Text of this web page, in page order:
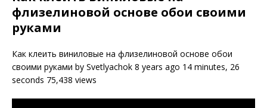
флизелиновой основе обои своими
руками
Как клеить виниловые на флизелиновой основе обои
своими руками by Svetlyachok 8 years ago 14 minutes, 26
seconds 75,438 views